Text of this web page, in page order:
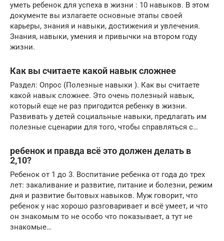
уметь ребенок для успеха в жизни : 10 навыков. В этом
документе вы излагаете основные этапы своей
карьеры, знания и навыки, достижения и увлечения.
Знания, навыки, умения и привычки на втором году
жизни.
Как вы считаете какой навык сложнее
Раздел: Опрос (Полезные навыки ). Как вы считаете
какой навык сложнее. Это очень полезный навык,
который еще не раз пригодится ребенку в жизни.
Развивать у детей социальные навыки, предлагать им
полезные сценарии для того, чтобы справляться с…
ребенок и правда всё это должен делать в
2,10?
Ребенок от 1 до 3. Воспитание ребенка от года до трех
лет: закаливание и развитие, питание и болезни, режим
дня и развитие бытовых навыков. Муж говорит, что
ребенок у нас хорошо разговаривает и всё умеет, и что
он знакомым то не особо что показывает, а тут не
знакомые…